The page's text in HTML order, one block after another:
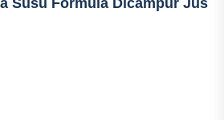
Susu Formula Dicampur Jus